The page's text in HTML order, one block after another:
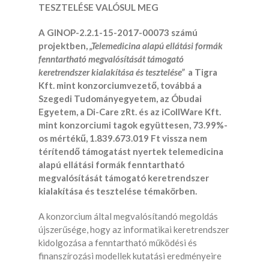
TESZTELÉSE VALÓSUL MEG
A GINOP-2.2.1-15-2017-00073 számú
projektben,„Telemedicina alapú ellátási formák
fenntartható megvalósítását támogató
keretrendszer kialakítása és tesztelése” a Tigra
Kft. mint konzorciumvezető, továbbá a
Szegedi Tudományegyetem, az Óbudai
Egyetem, a Di-Care zRt. és az iCollWare Kft.
mint konzorciumi tagok együttesen, 73.99%-
os mértékű, 1.839.673.019 Ft vissza nem
térítendő támogatást nyertek telemedicina
alapú ellátási formák fenntartható
megvalósítását támogató keretrendszer
kialakítása és tesztelése témakörben.
A konzorcium által megvalósítandó megoldás
újszerűsége, hogy az informatikai keretrendszer
kidolgozása a fenntartható működési és
finanszírozási modellek kutatási eredményeire